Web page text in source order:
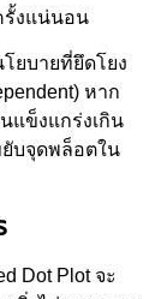
รั้งแน่นอน
ยบายที่ยึดโยง
หาก
แข็งแกร่งเกิน
บจุดพล็อตใน
Dot Plot จะ